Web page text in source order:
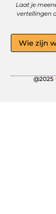
Laat je
vertellingen
Wie zijn
@2025